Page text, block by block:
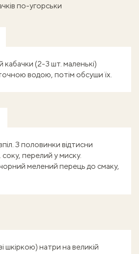
по-угорськи
(2-3 шт. маленькі)
водою, потім обсуши їх.
З половинки відтисни
перелий у миску.
мелений перець до смаку,
шкіркою) натри на великій